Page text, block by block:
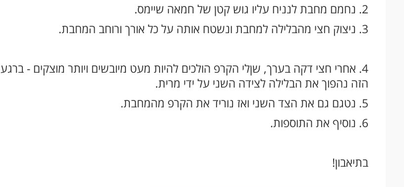
2. נחמם מחבת לנניח עליו גוש קטן של חמאה שיימס.
3. ניצוק חצי מהבלילה למחבת ונשטח אותה על כל אורך ורוחב המחבת.
4. אחרי חצי דקה בערך, שןלי הקרפ הולכים להיות מעט מיובשים ויותר מוצקים - ברגע
הזה נהפוך את הבלילה לצידה השני על ידי מרית.
5. נטגם גם את הצד השני ואז נוריד את הקרפ מהמחבת.
6. נוסיף את התוספות.
בתיאבון!